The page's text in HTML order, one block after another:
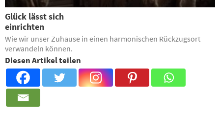
Glück lässt sich
einrichten
Wie wir unser Zuhause in einen harmonischen Rückzugsort
verwandeln können.
Diesen Artikel teilen